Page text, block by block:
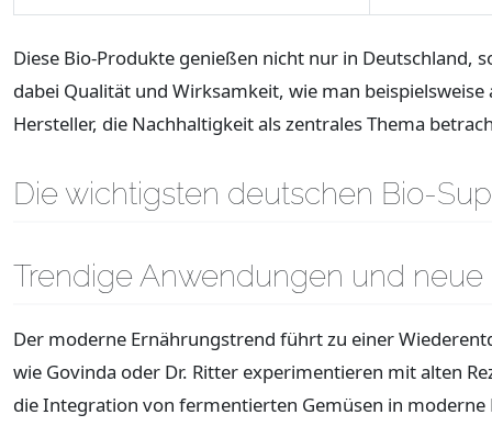
Diese Bio-Produkte genießen nicht nur in
dabei Qualität und Wirksamkeit, wie man
Hersteller, die Nachhaltigkeit als zentrales Thema
Die wichtigsten deutschen Bio-
Trendige Anwendungen und
Der moderne Ernährungstrend führt zu einer
wie Govinda oder Dr. Ritter experimentieren mit alten
die Integration von fermentierten Gemüsen in